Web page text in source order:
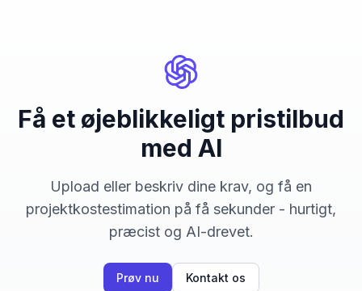
Få et øjeblikkeligt pristilbud
med AI
Upload eller beskriv dine krav, og få en
projektkostestimation på få sekunder - hurtigt,
præcist og AI-drevet.
Prøv nu Kontakt os